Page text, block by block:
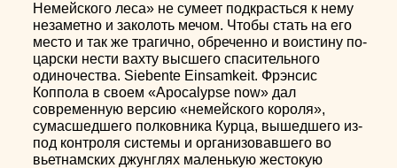
Немейского леса» не сумеет подкрасться к нему
незаметно и заколоть мечом. Чтобы стать на его
место и так же трагично, обреченно и воистину по-
царски нести вахту высшего спасительного
одиночества. Siebente Einsamkeit. Фрэнсис
Коппола в своем «Apocalypse now» дал
современную версию «немейского короля»,
сумасшедшего полковника Курца, вышедшего из-
под контроля системы и организовавшего во
вьетнамских джунглях маленькую жестокую